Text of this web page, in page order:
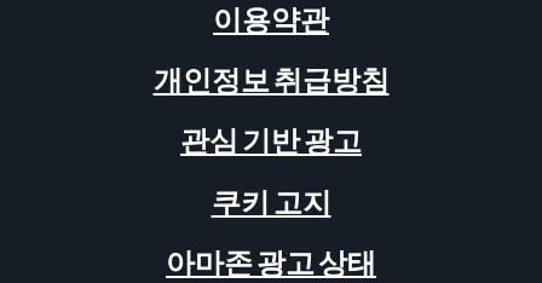
이용약관
개인정보 취급방침
관심 기반 광고
쿠키 고지
아마존 광고 상태